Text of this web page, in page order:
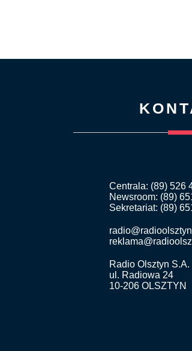
Centrala: (89) 526
Newsroom: (89)
Sekretariat: (89)
Radio Olsztyn S.A.
ul. Radiowa 24
10-206 OLSZTYN